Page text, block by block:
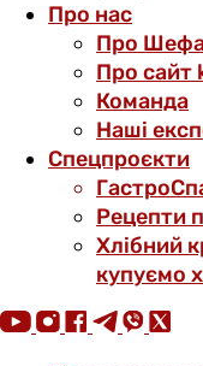
Про нас
Про
Про сайт
Команда
Наші
Спецпроєкти
Рецепти
Хлібний
купуємо